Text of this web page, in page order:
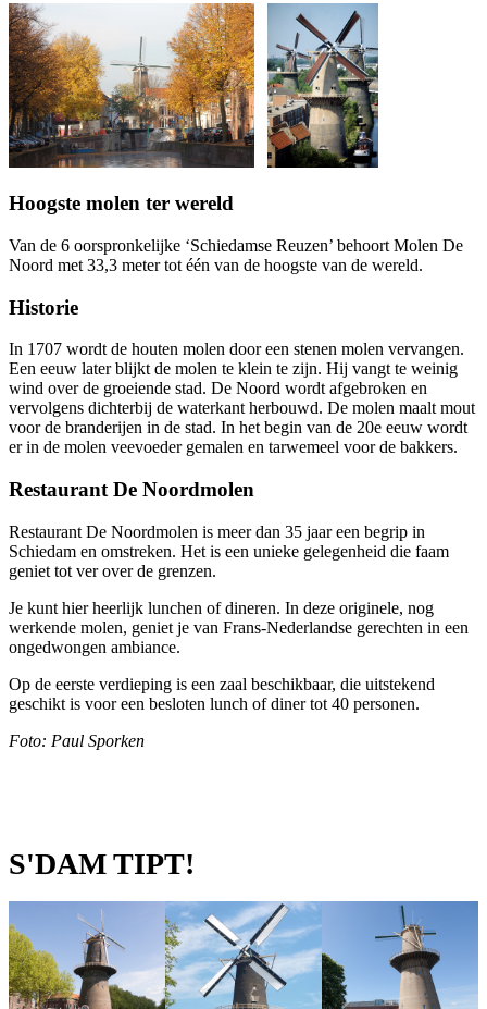
Hoogste molen ter wereld
Van de 6 oorspronkelijke ‘Schiedamse Reuzen’ behoort Molen De
Noord met 33,3 meter tot één van de hoogste van de wereld.
Historie
In 1707 wordt de houten molen door een stenen molen vervangen.
Een eeuw later blijkt de molen te klein te zijn. Hij vangt te weinig
wind over de groeiende stad. De Noord wordt afgebroken en
vervolgens dichterbij de waterkant herbouwd. De molen maalt mout
voor de branderijen in de stad. In het begin van de 20e eeuw wordt
er in de molen veevoeder gemalen en tarwemeel voor de bakkers.
Restaurant De Noordmolen
Restaurant De Noordmolen is meer dan 35 jaar een begrip in
Schiedam en omstreken. Het is een unieke gelegenheid die faam
geniet tot ver over de grenzen.
Je kunt hier heerlijk lunchen of dineren. In deze originele, nog
werkende molen, geniet je van Frans-Nederlandse gerechten in een
ongedwongen ambiance.
Op de eerste verdieping is een zaal beschikbaar, die uitstekend
geschikt is voor een besloten lunch of diner tot 40 personen.
Foto: Paul Sporken
S'DAM TIPT!